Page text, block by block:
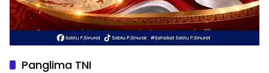
Panglima TNI